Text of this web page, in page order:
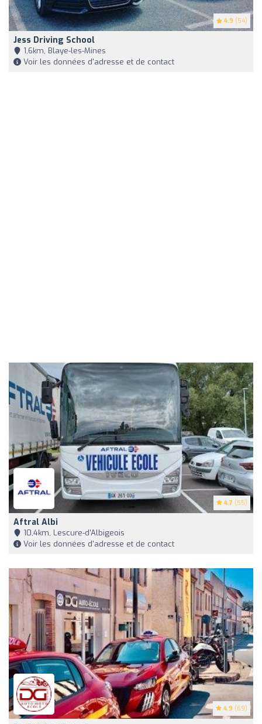
4.9 (54)
Jess Driving School
1,6km, Blaye-les-Mines
Voir les données d'adresse et de contact
4.7 (55)
Aftral Albi
10,4km, Lescure-d'Albigeois
Voir les données d'adresse et de contact
4.9 (69)